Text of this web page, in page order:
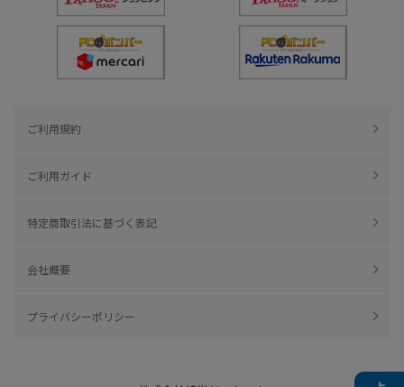
ご利用規約
ご利用ガイド
特定商取引法に基づく表記
会社概要
プライバシーポリシー